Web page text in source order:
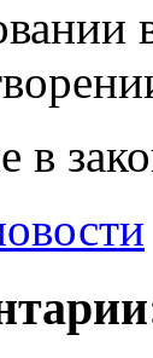
в